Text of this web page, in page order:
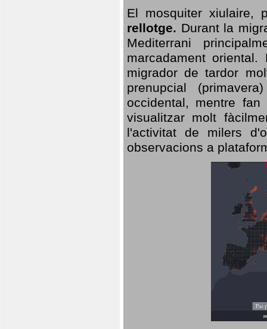
El mosquiter xiulaire,
rellotge. Durant la
Mediterrani
marcadament
migrador de tardor
prenupcial
occidental, mentre
visualitzar molt
l'activitat de milers
observacions a